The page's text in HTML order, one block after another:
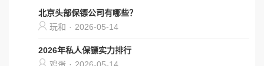
北京头部保镖公司有哪些？
玩和 · 2026-05-14
2026年私人保镖实力排行